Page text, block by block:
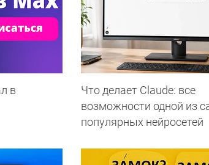
в
Что делает Сlaude: все
возможности одной из
популярных нейросетей